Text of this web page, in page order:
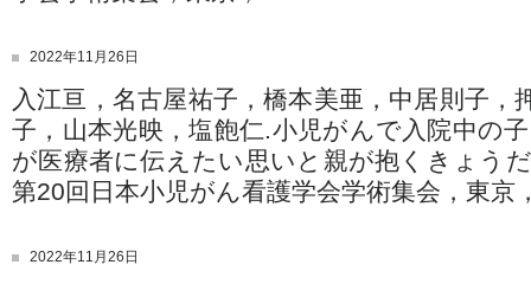
2022年11月26日
入江亘，名古屋祐子，橋本美亜，中居則子，
子，山本光映，塩飽仁.小児がんで入院中の
が医療者に伝えたい思いと親が抱くきょう
第20回日本小児がん看護学会学術集会，東京
2022年11月26日